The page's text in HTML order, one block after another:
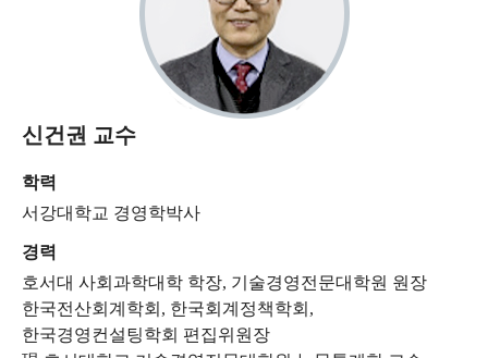
신건권 교수
학력
서강대학교 경영학박사
경력
호서대 사회과학대학 학장, 기술경영전문대학원 원장
한국전산회계학회, 한국회계정책학회,
한국경영컨설팅학회 편집위원장